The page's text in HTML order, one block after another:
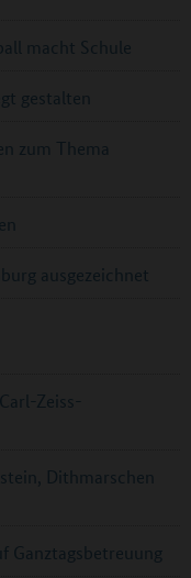
macht Schule
gestalten
zum Thema
ausgezeichnet
Zeiss-
Dithmarschen
Ganztagsbetreuung